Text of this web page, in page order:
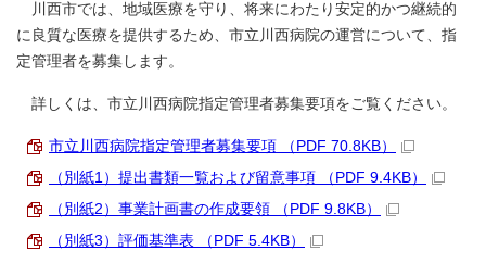
川西市では、地域医療を守り、将来にわたり安定的かつ継続的
に良質な医療を提供するため、市立川西病院の運営について、指
定管理者を募集します。
詳しくは、市立川西病院指定管理者募集要項をご覧ください。
市立川西病院指定管理者募集要項 （PDF 70.8KB）
（別紙1）提出書類一覧および留意事項 （PDF 9.4KB）
（別紙2）事業計画書の作成要領 （PDF 9.8KB）
（別紙3）評価基準表 （PDF 5.4KB）